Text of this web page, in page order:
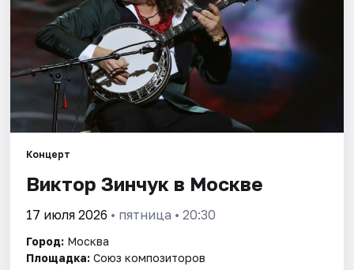
Квесты
Экскурсии
Спорт
События
Города
Площадки
Артисты
Концерт
Виктор Зинчук в Москве
17 июля 2026 • пятница • 20:30
Город: Москва
Площадка: Союз композиторов